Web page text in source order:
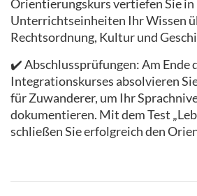
Orientierungskurs vertiefen Sie in
Unterrichtseinheiten Ihr Wissen
Rechtsordnung, Kultur und
✔️ Abschlussprüfungen: Am Ende
Integrationskurses absolvieren
für Zuwanderer, um Ihr
dokumentieren. Mit dem Test
schließen Sie erfolgreich den